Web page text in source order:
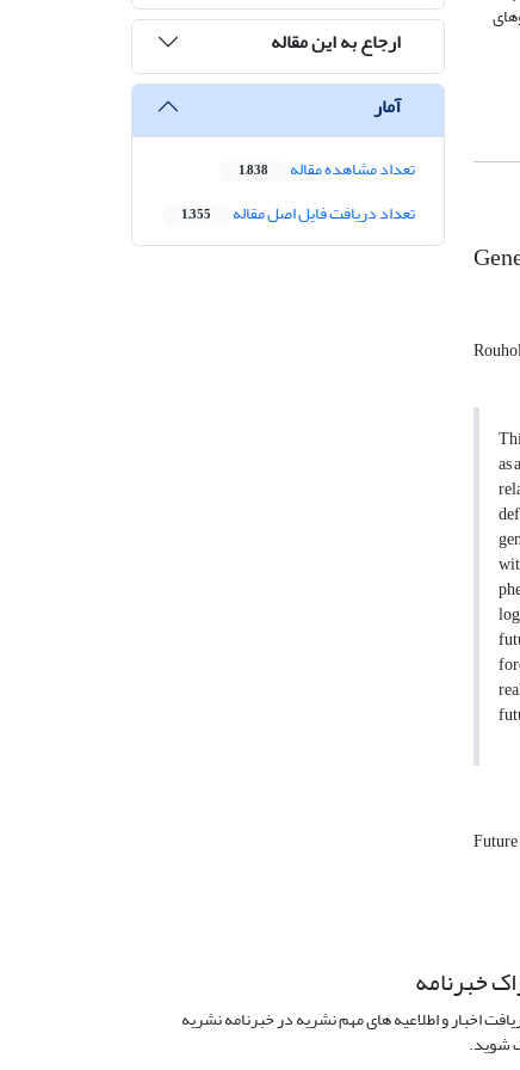
as
ارجاع به این مقاله
آمار
تعداد مشاهده مقاله 1,838
تعداد دریافت فایل اصل مقاله 1,355
خبرنامه
اخبار و اطلاعیه های مهم نشریه در خبرنامه نشریه
شوید.